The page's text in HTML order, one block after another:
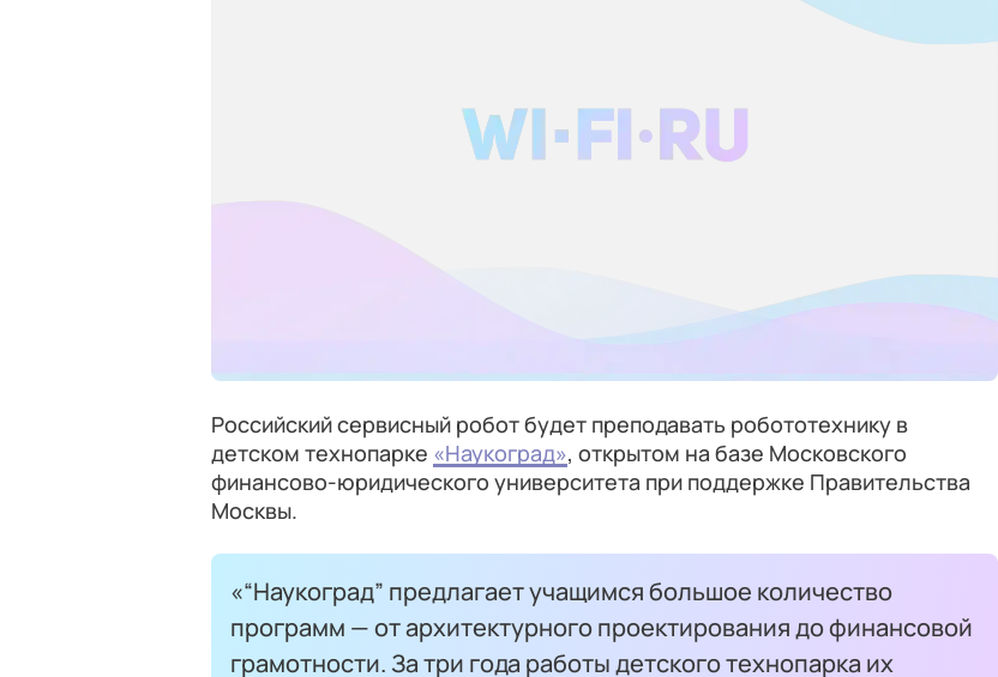
Российский сервисный робот будет преподавать робототехнику в
детском технопарке «Наукоград», открытом на базе Московского
финансово-юридического университета при поддержке Правительства
Москвы.
«“Наукоград” предлагает учащимся большое количество
программ — от архитектурного проектирования до финансовой
грамотности. За три года работы детского технопарка их